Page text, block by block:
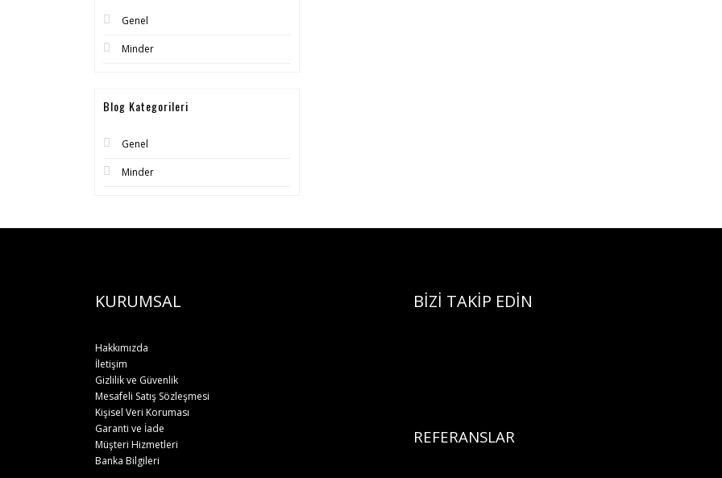
Genel
Minder
Blog Kategorileri
Genel
Minder
KURUMSAL BİZİ TAKİP EDİN
Hakkımızda
İletişim
Gizlilik ve Güvenlik
Mesafeli Satış Sözleşmesi
Kişisel Veri Koruması
REFERANSLAR
Garanti ve İade
Müşteri Hizmetleri
Banka Bilgileri